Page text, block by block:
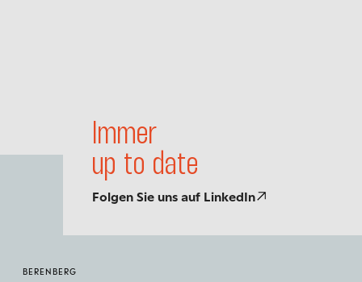
Immer
up to date
Folgen Sie uns auf LinkedIn
BERENBERG